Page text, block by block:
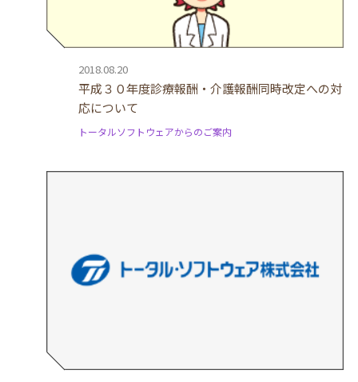
2018.08.20
平成３０年度診療報酬・介護報酬同時改定への対
応について
トータルソフトウェアからのご案内